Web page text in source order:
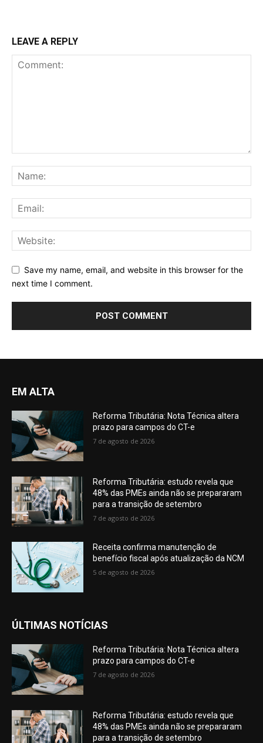
LEAVE A REPLY
Save my name, email, and website in this browser for the
next time I comment.
EM ALTA
Reforma Tributária: Nota Técnica altera
prazo para campos do CT-e
7 de agosto de 2026
Reforma Tributária: estudo revela que
48% das PMEs ainda não se prepararam
para a transição de setembro
7 de agosto de 2026
Receita confirma manutenção de
benefício fiscal após atualização da NCM
5 de agosto de 2026
ÚLTIMAS NOTÍCIAS
Reforma Tributária: Nota Técnica altera
prazo para campos do CT-e
7 de agosto de 2026
Reforma Tributária: estudo revela que
48% das PMEs ainda não se prepararam
para a transição de setembro